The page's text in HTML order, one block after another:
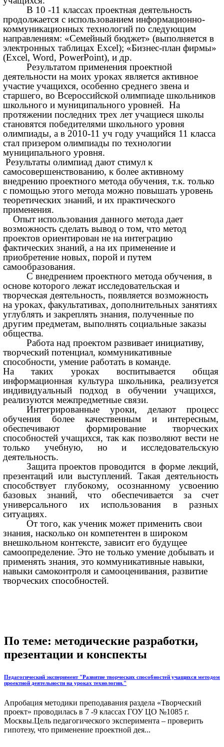
В 10 -11 классах проектная деятельность
продолжается с использованием информационно-
коммуникационных технологий по следующим
направлениям: «Семейный бюджет» (выполняется в
электронных таблицах Excel); «Бизнес-план фирмы»
(Excel, Word, PowerPoint), и др.
Результатом применения проектной
деятельности на моих уроках является активное
участие учащихся, особенно среднего звена и
старшего, во Всероссийской олимпиаде школьников
школьного и муниципального уровней. На
протяжении последних трех лет учащиеся школы
становятся победителями школьного уровня
олимпиады, а в 2010-11 уч году учащийся 11 класса
стал призером олимпиады по технологии
муниципального уровня.
Результаты олимпиад дают стимул к
самосовершенствованию, к более активному
внедрению проектного метода обучения, т.к. только
с помощью этого метода можно повышать уровень
теоретических знаний, и их практического
применения.
Опыт использования данного метода дает
возможность сделать вывод о том, что метод
проектов ориентирован не на интеграцию
фактических знаний, а на их применение и
приобретение новых, порой и путем
самообразования.
С внедрением проектного метода обучения, в
основе которого лежат исследовательская и
творческая деятельность, появляется возможность
на уроках, факультативах, дополнительных занятиях
углублять и закреплять знания, полученные по
другим предметам, выполнять социальные заказы
общества.
Работа над проектом развивает инициативу,
творческий потенциал, коммуникативные
способности, умение работать в команде.
На таких уроках воспитывается общая
информационная культура школьника, реализуется
индивидуальный подход в обучении учащихся,
реализуются межпредметные связи.
Интегрированные уроки, делают процесс
обучения более качественным и интересным,
обеспечивают формирование творческих
способностей учащихся, так как позволяют вести не
только учебную, но и исследовательскую
деятельность.
Защита проектов проводится в форме лекций,
презентаций или выступлений. Такая деятельность
способствует глубокому, осознанному усвоению
базовых знаний, что обеспечивается за счет
универсального их использования в разных
ситуациях.
От того, как ученик может применить свои
знания, насколько он компетентен в широком
внешкольном контексте, зависит его будущее
самоопределение. Это не только умение добывать и
применять знания, это коммуникативные навыки,
навыки самоконтроля и самооценивания, развитие
творческих способностей.
По теме: методические разработки,
презентации и конспекты
Педагогический эксперимент "Развитие творческих способностей учащихся методом
проектной деятельности на уроках технологии."
Апробация методики преподавания раздела «Творческий
проект» проводилась в 7 -9 классах ГОУ ЦО №1085 г.
Москвы.Цель педагогического эксперимента – проверить
гипотезу, что применение проектной дея...